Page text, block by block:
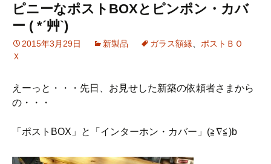
ピニーなポストBOXとピンポン・カバ
ー ( *´艸`)
2015年3月29日 新製品 ガラス額縁
ポストＢＯ
Ｘ
えーっと・・・先日、お見せした新築の依頼者さまから
の・・・
「ポストBOX」と「インターホン・カバー」(≧∇≦)b